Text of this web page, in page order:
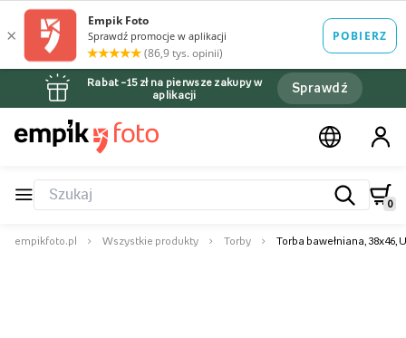
Rabat –15 zł na pierwsze zakupy w
aplikacji
Sprawdź
0
empikfoto.pl Wszystkie produkty Torby Torba bawełniana, 38x46,